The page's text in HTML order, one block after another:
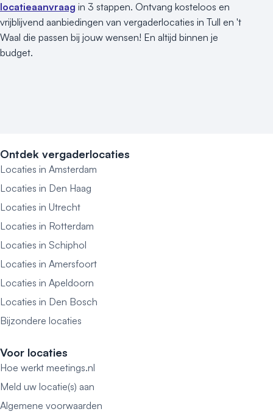
locatieaanvraag in 3 stappen. Ontvang kosteloos en
vrijblijvend aanbiedingen van vergaderlocaties in Tull en 't
Waal die passen bij jouw wensen! En altijd binnen je
budget.
Ontdek vergaderlocaties
Locaties in Amsterdam
Locaties in Den Haag
Locaties in Utrecht
Locaties in Rotterdam
Locaties in Schiphol
Locaties in Amersfoort
Locaties in Apeldoorn
Locaties in Den Bosch
Bijzondere locaties
Voor locaties
Hoe werkt meetings.nl
Meld uw locatie(s) aan
Algemene voorwaarden